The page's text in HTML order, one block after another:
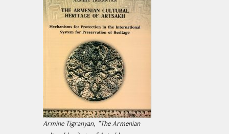
Armine Tigranyan, "The Armenian